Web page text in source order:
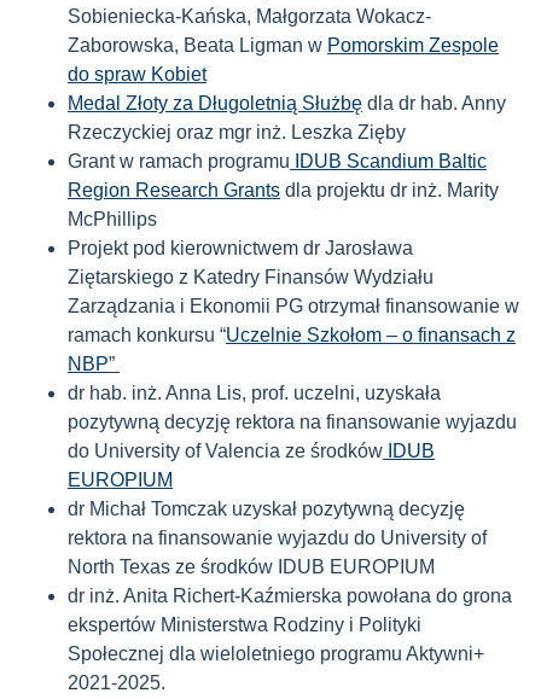
Sobieniecka-Kańska, Małgorzata Wokacz-
Zaborowska, Beata Ligman w Pomorskim Zespole
do spraw Kobiet
Medal Złoty za Długoletnią Służbę dla dr hab. Anny
Rzeczyckiej oraz mgr inż. Leszka Zięby
Grantw ramach programu
IDUB Scandium Baltic
Region Research Grants dla projektu dr inż. Marity
McPhillips
Projekt pod kierownictwem dr Jarosława
Ziętarskiego z Katedry Finansów Wydziału
Zarządzania i Ekonomii PG otrzymał finansowanie w
ramach konkursu “Uczelnie Szkołom – o finansach z
NBP”
dr hab. inż. Anna Lis, prof. uczelni, uzyskała
pozytywną decyzję rektora na finansowanie wyjazdu
do University of Valencia ze środków IDUB
EUROPIUM
dr Michał Tomczak uzyskał pozytywną decyzję
rektora na finansowanie wyjazdu do University of
North Texas ze środków IDUB EUROPIUM
dr inż. Anita Richert-Kaźmierska powołana do grona
ekspertów Ministerstwa Rodziny i Polityki
Społecznej dla wieloletniego programu Aktywni+
2021-2025.